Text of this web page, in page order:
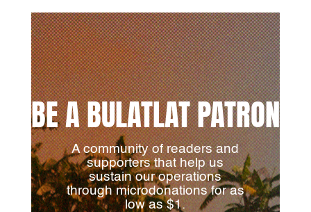
BE A BULATLAT PATRON
A community of readers and
supporters that help us
sustain our operations
through microdonations for as
low as $1.